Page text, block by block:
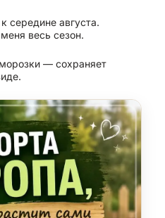
середине августа.
весь сезон.
— сохраняет